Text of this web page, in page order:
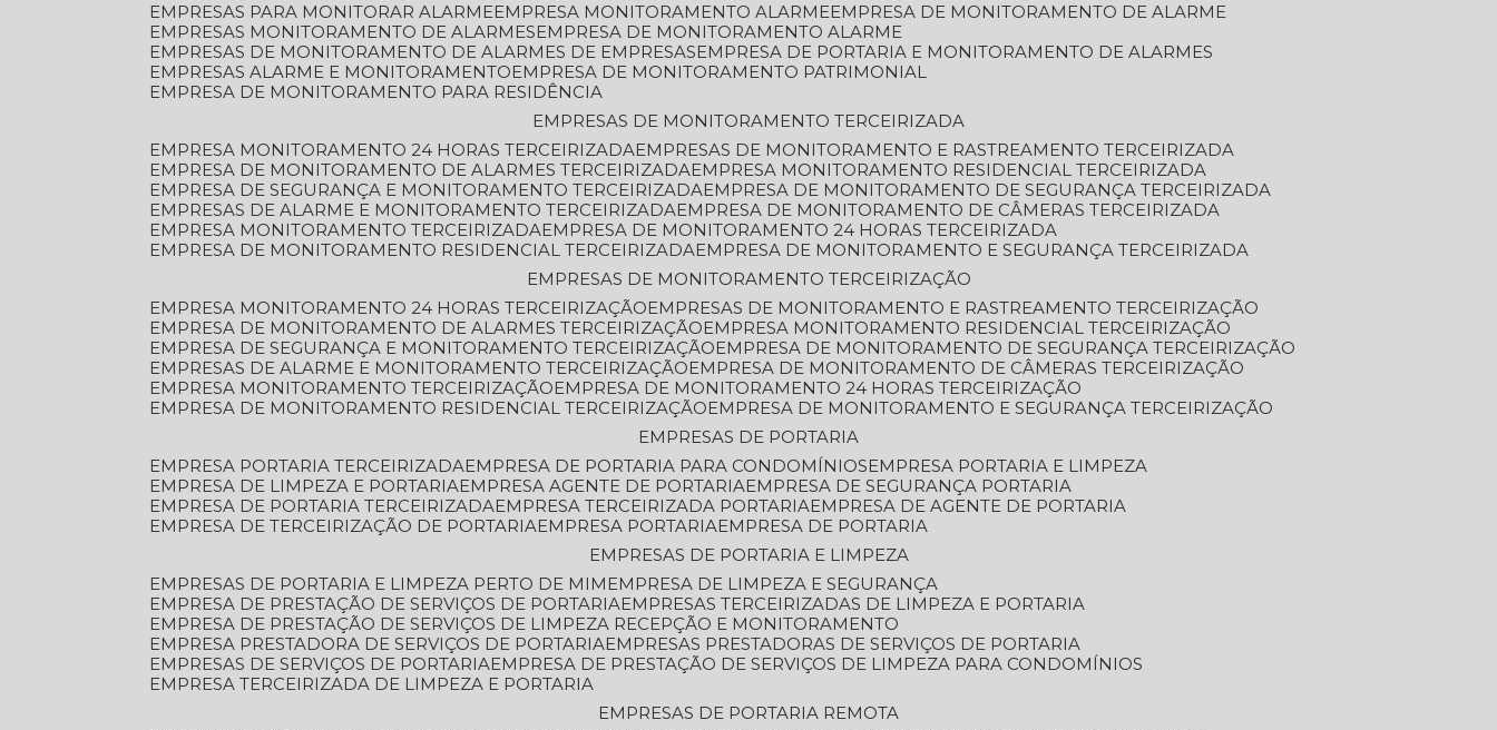
EMPRESAS PARA MONITORAR ALARME
EMPRESA MONITORAMENTO ALARME
EMPRESA DE MONITORAMENTO DE ALARME
EMPRESAS MONITORAMENTO DE ALARMES
EMPRESA DE MONITORAMENTO ALARME
EMPRESAS DE MONITORAMENTO DE ALARMES DE EMPRESAS
EMPRESA DE PORTARIA E MONITORAMENTO DE ALARMES
EMPRESAS ALARME E MONITORAMENTO
EMPRESA DE MONITORAMENTO PATRIMONIAL
EMPRESA DE MONITORAMENTO PARA RESIDÊNCIA
EMPRESAS DE MONITORAMENTO TERCEIRIZADA
EMPRESA MONITORAMENTO 24 HORAS TERCEIRIZADA
EMPRESAS DE MONITORAMENTO E RASTREAMENTO TERCEIRIZADA
EMPRESA DE MONITORAMENTO DE ALARMES TERCEIRIZADA
EMPRESA MONITORAMENTO RESIDENCIAL TERCEIRIZADA
EMPRESA DE SEGURANÇA E MONITORAMENTO TERCEIRIZADA
EMPRESA DE MONITORAMENTO DE SEGURANÇA TERCEIRIZADA
EMPRESAS DE ALARME E MONITORAMENTO TERCEIRIZADA
EMPRESA DE MONITORAMENTO DE CÂMERAS TERCEIRIZADA
EMPRESA MONITORAMENTO TERCEIRIZADA
EMPRESA DE MONITORAMENTO 24 HORAS TERCEIRIZADA
EMPRESA DE MONITORAMENTO RESIDENCIAL TERCEIRIZADA
EMPRESA DE MONITORAMENTO E SEGURANÇA TERCEIRIZADA
EMPRESAS DE MONITORAMENTO TERCEIRIZAÇÃO
EMPRESA MONITORAMENTO 24 HORAS TERCEIRIZAÇÃO
EMPRESAS DE MONITORAMENTO E RASTREAMENTO TERCEIRIZAÇÃO
EMPRESA DE MONITORAMENTO DE ALARMES TERCEIRIZAÇÃO
EMPRESA MONITORAMENTO RESIDENCIAL TERCEIRIZAÇÃO
EMPRESA DE SEGURANÇA E MONITORAMENTO TERCEIRIZAÇÃO
EMPRESA DE MONITORAMENTO DE SEGURANÇA TERCEIRIZAÇÃO
EMPRESAS DE ALARME E MONITORAMENTO TERCEIRIZAÇÃO
EMPRESA DE MONITORAMENTO DE CÂMERAS TERCEIRIZAÇÃO
EMPRESA MONITORAMENTO TERCEIRIZAÇÃO
EMPRESA DE MONITORAMENTO 24 HORAS TERCEIRIZAÇÃO
EMPRESA DE MONITORAMENTO RESIDENCIAL TERCEIRIZAÇÃO
EMPRESA DE MONITORAMENTO E SEGURANÇA TERCEIRIZAÇÃO
EMPRESAS DE PORTARIA
EMPRESA PORTARIA TERCEIRIZADA
EMPRESA DE PORTARIA PARA CONDOMÍNIOS
EMPRESA PORTARIA E LIMPEZA
EMPRESA DE LIMPEZA E PORTARIA
EMPRESA AGENTE DE PORTARIA
EMPRESA DE SEGURANÇA PORTARIA
EMPRESA DE PORTARIA TERCEIRIZADA
EMPRESA TERCEIRIZADA PORTARIA
EMPRESA DE AGENTE DE PORTARIA
EMPRESA DE TERCEIRIZAÇÃO DE PORTARIA
EMPRESA PORTARIA
EMPRESA DE PORTARIA
EMPRESAS DE PORTARIA E LIMPEZA
EMPRESAS DE PORTARIA E LIMPEZA PERTO DE MIM
EMPRESA DE LIMPEZA E SEGURANÇA
EMPRESA DE PRESTAÇÃO DE SERVIÇOS DE PORTARIA
EMPRESAS TERCEIRIZADAS DE LIMPEZA E PORTARIA
EMPRESA DE PRESTAÇÃO DE SERVIÇOS DE LIMPEZA RECEPÇÃO E MONITORAMENTO
EMPRESA PRESTADORA DE SERVIÇOS DE PORTARIA
EMPRESAS PRESTADORAS DE SERVIÇOS DE PORTARIA
EMPRESAS DE SERVIÇOS DE PORTARIA
EMPRESA DE PRESTAÇÃO DE SERVIÇOS DE LIMPEZA PARA CONDOMÍNIOS
EMPRESA TERCEIRIZADA DE LIMPEZA E PORTARIA
EMPRESAS DE PORTARIA REMOTA